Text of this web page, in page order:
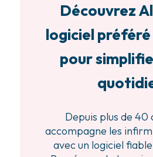
Découvrez
logiciel préféré
pour
Depuis plus de 40
accompagne les
avec un logiciel